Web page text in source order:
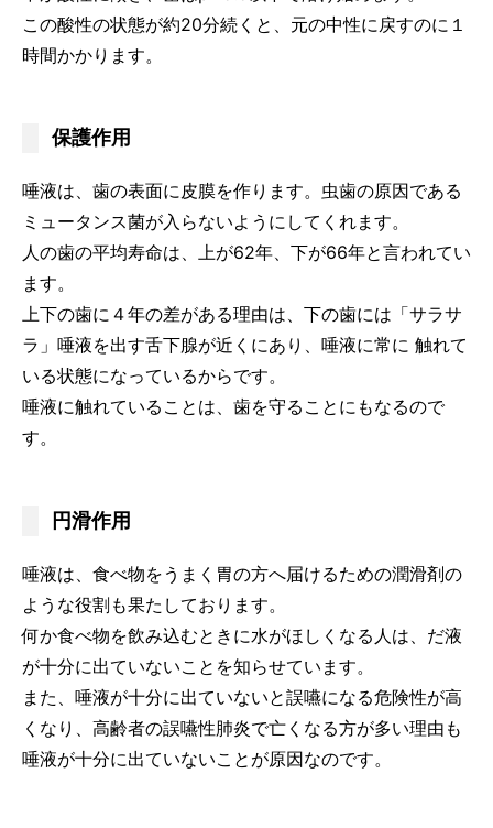
この酸性の状態が約20分続くと、元の中性に戻すのに１
時間かかります。
保護作用
唾液は、歯の表面に皮膜を作ります。虫歯の原因である
ミュータンス菌が入らないようにしてくれます。
人の歯の平均寿命は、上が62年、下が66年と言われてい
ます。
上下の歯に４年の差がある理由は、下の歯には「サラサ
ラ」唾液を出す舌下腺が近くにあり、唾液に常に 触れて
いる状態になっているからです。
唾液に触れていることは、歯を守ることにもなるので
す。
円滑作用
唾液は、食べ物をうまく胃の方へ届けるための潤滑剤の
ような役割も果たしております。
何か食べ物を飲み込むときに水がほしくなる人は、だ液
が十分に出ていないことを知らせています。
また、唾液が十分に出ていないと誤嚥になる危険性が高
くなり、高齢者の誤嚥性肺炎で亡くなる方が多い理由も
唾液が十分に出ていないことが原因なのです。